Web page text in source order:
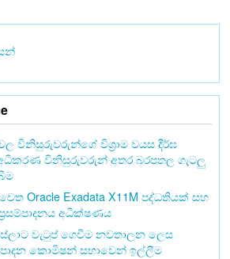
විනිසුරුවරුන්ගේ විශ්‍රාම වයස දීර්ඝ
විනිසුරුවරුන් අතර බරපතල ගැටලු
Oracle Exadata X11M පද්ධතියක් සහ
ප්‍රසම්පාදනය අධීක්ෂණය
වැටුප් ගෙවීම නවතාලන ලෙස
කොමිෂන් සභාවෙන් ඉල්ලීම